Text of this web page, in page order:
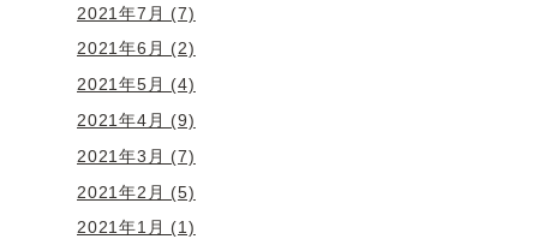
2021年7月 (7)
2021年6月 (2)
2021年5月 (4)
2021年4月 (9)
2021年3月 (7)
2021年2月 (5)
2021年1月 (1)